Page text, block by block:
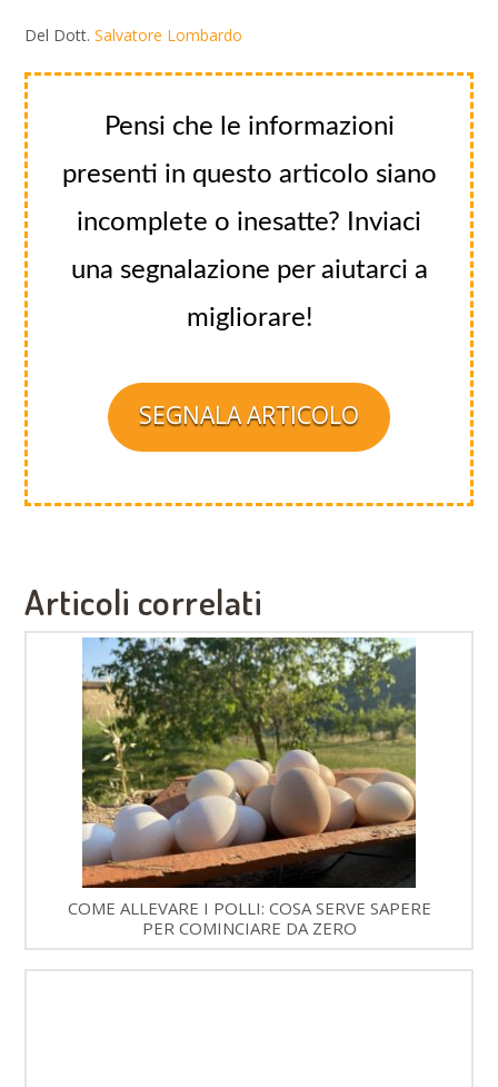
Del Dott.Salvatore Lombardo
Pensi che le informazioni
presenti in questo articolo siano
incomplete o inesatte? Inviaci
una segnalazione per aiutarci a
migliorare!
SEGNALA ARTICOLO
Articoli correlati
COME ALLEVARE I POLLI: COSA SERVE SAPERE
PER COMINCIARE DA ZERO